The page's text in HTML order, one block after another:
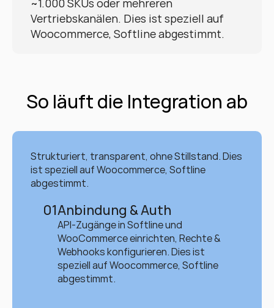
~1.000 SKUs oder mehreren
Vertriebskanälen. Dies ist speziell auf
Woocommerce, Softline abgestimmt.
So läuft die Integration ab
Strukturiert, transparent, ohne Stillstand. Dies
ist speziell auf Woocommerce, Softline
abgestimmt.
01Anbindung & Auth
API-Zugänge in Softline und
WooCommerce einrichten, Rechte &
Webhooks konfigurieren. Dies ist
speziell auf Woocommerce, Softline
abgestimmt.